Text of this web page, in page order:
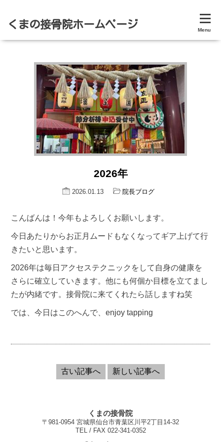
Menu
くまの接骨院ホームページ
2026年
2026.01.13 院長ブログ
こんばんは！今年もよろしくお願いします。
今日あたりからお正月ムードもなくなってギア上げて行
きたいと思います。
2026年は毎日アクセステクニックをして自身の健康を
さらに確立していきます。他にも何個か目標を立てまし
たが内緒です。接骨院に来てくれたら話しますね笑
では、今日はこのへんで、enjoy tapping
古い記事へ 新しい記事へ
くまの接骨院
〒981-0954 宮城県仙台市青葉区川平2丁目14-32
TEL / FAX 022-341-0352